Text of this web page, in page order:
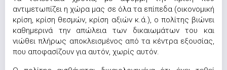
αντιμετωπίζει η χώρα μας σε όλα τα επίπεδα (οικονομική
κρίση, κρίση θεσμών, κρίση αξιών κ.ά.), ο πολίτης βιώνει
καθημερινά την απώλεια των δικαιωμάτων του και
νιώθει πλήρως αποκλεισμένος από τα κέντρα εξουσίας,
που αποφασίζουν για αυτόν, χωρίς αυτόν.